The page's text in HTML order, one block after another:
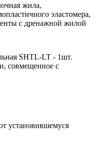
жила,
эластомера,
с дренажной жилой
SHTL-LT - 1шт.
совмещенное с
установившемуся